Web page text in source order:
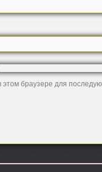
браузере для